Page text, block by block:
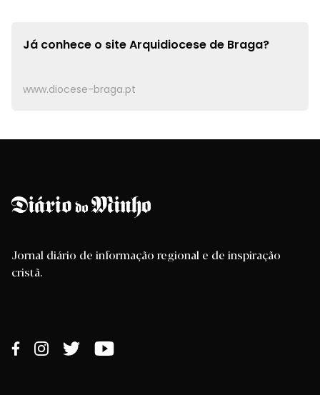
Já conhece o siteArquidiocese de Braga?
www.diocese-braga.pt
Jornal diário de informação regional e de inspiração
cristã.